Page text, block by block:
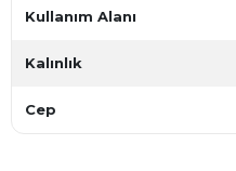
Kullanım Alanı
Kalınlık
Cep